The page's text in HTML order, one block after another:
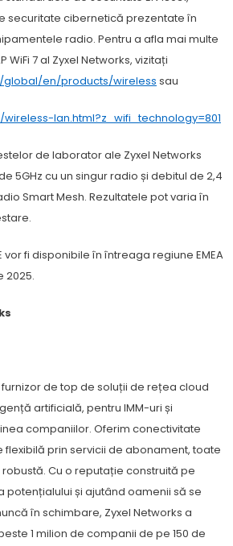
securitate cibernetică prezentate în
radio. Pentru a afla mai multe
7 al Zyxel Networks, vizitați
global/en/products/wireless sau
lan.html?z_wifi_technology=801
de laborator ale Zyxel Networks
5GHz cu un singur radio și debitul de 2,4
Smart Mesh. Rezultatele pot varia în
vor fi disponibile în întreaga regiune EMEA
2025.
furnizor de top de soluții de rețea cloud
artificială, pentru IMM-uri și
companiilor. Oferim conectivitate
prin servicii de abonament, toate
Cu o reputație construită pe
și ajutând oamenii să se
în schimbare, Zyxel Networks a
1 milion de companii de pe 150 de